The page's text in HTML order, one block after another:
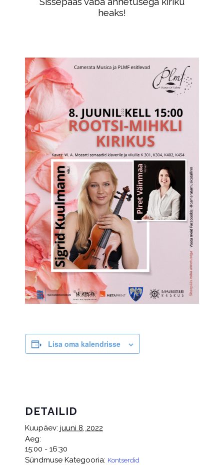
heaks!
Lisa oma kalendrisse
DETAILID
Kuupäev: juuni 8, 2022
Aeg:
15:00 - 16:30
Sündmuse Kategooria: Kontserdid